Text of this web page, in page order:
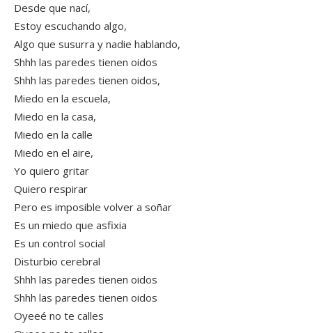
Desde que nací,
Estoy escuchando algo,
Algo que susurra y nadie hablando,
Shhh las paredes tienen oidos
Shhh las paredes tienen oidos,
Miedo en la escuela,
Miedo en la casa,
Miedo en la calle
Miedo en el aire,
Yo quiero gritar
Quiero respirar
Pero es imposible volver a soñar
Es un miedo que asfixia
Es un control social
Disturbio cerebral
Shhh las paredes tienen oidos
Shhh las paredes tienen oidos
Oyeeé no te calles